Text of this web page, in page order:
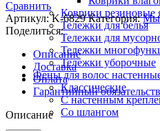
Коврики резиновые
Тележки для белья
Тележки для
Тележки
Тележки уборочные
Фены для волос
Классические
С настенным
Со шлангом
Сравнить
Артикул:K-6829Категория:
Поделиться:
Описание
Доставка
Оплата
Гарантийный
Описание